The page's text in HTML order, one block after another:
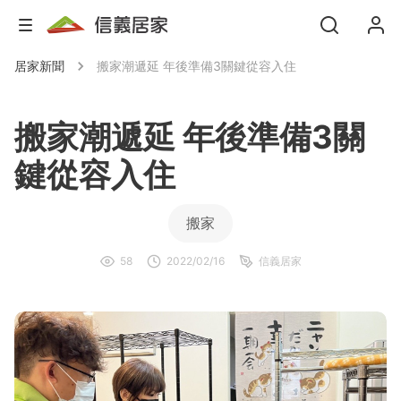
居家新聞 搬家潮遞延 年後準備3關鍵從容入住
搬家潮遞延 年後準備3關
鍵從容入住
搬家
58 2022/02/16 信義居家